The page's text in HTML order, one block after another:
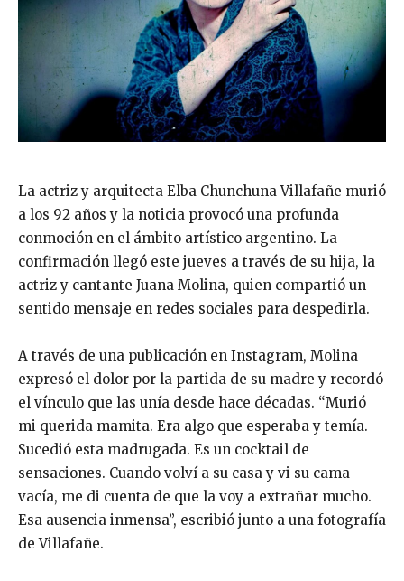
La actriz y arquitecta Elba Chunchuna Villafañe murió
a los 92 años y la noticia provocó una profunda
conmoción en el ámbito artístico argentino. La
confirmación llegó este jueves a través de su hija, la
actriz y cantante Juana Molina, quien compartió un
sentido mensaje en redes sociales para despedirla.
A través de una publicación en Instagram, Molina
expresó el dolor por la partida de su madre y recordó
el vínculo que las unía desde hace décadas. “Murió
mi querida mamita. Era algo que esperaba y temía.
Sucedió esta madrugada. Es un cocktail de
sensaciones. Cuando volví a su casa y vi su cama
vacía, me di cuenta de que la voy a extrañar mucho.
Esa ausencia inmensa”, escribió junto a una fotografía
de Villafañe.